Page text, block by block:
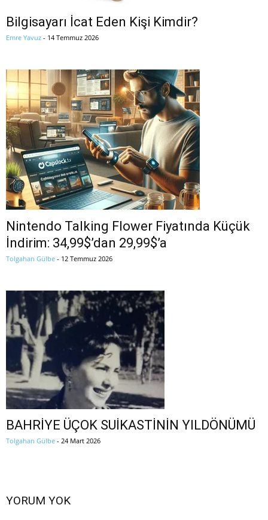
Bilgisayarı İcat Eden Kişi Kimdir?
Emre Yavuz - 14 Temmuz 2026
Nintendo Talking Flower Fiyatında Küçük
İndirim: 34,99$’dan 29,99$’a
Tolgahan Gülbe - 12 Temmuz 2026
BAHRİYE ÜÇOK SUİKASTİNİN YILDÖNÜMÜ
Tolgahan Gülbe - 24 Mart 2026
YORUM YOK